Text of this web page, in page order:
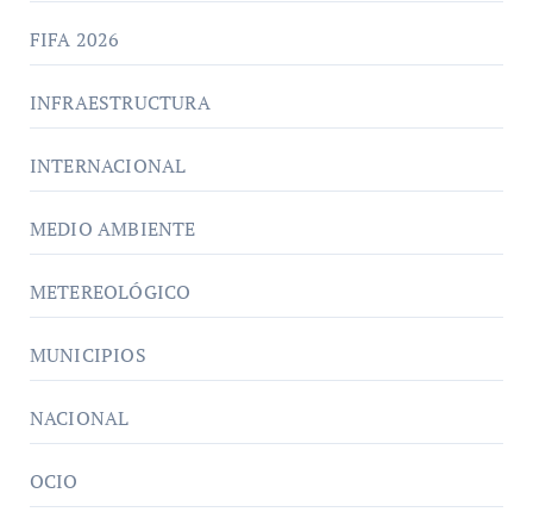
FIFA 2026
INFRAESTRUCTURA
INTERNACIONAL
MEDIO AMBIENTE
METEREOLÓGICO
MUNICIPIOS
NACIONAL
OCIO